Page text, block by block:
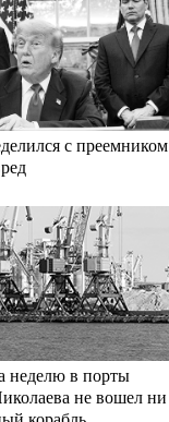
с преемником
неделю в порты
не вошел ни